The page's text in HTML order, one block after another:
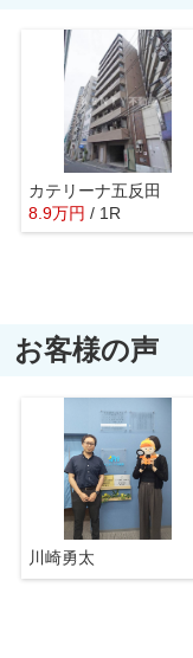
カテリーナ五反田
8.9万円 / 1R
お客様の声
川崎勇太